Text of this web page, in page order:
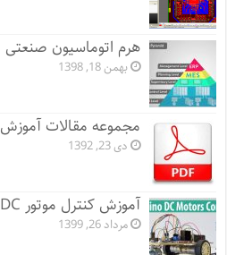
هرم اتوماسیون صنعتی
بهمن 18, 1398
مجموعه مقالات آموزش PLC
دی 23, 1392
آموزش کنترل موتور DC با آردوینو
مرداد 26, 1399